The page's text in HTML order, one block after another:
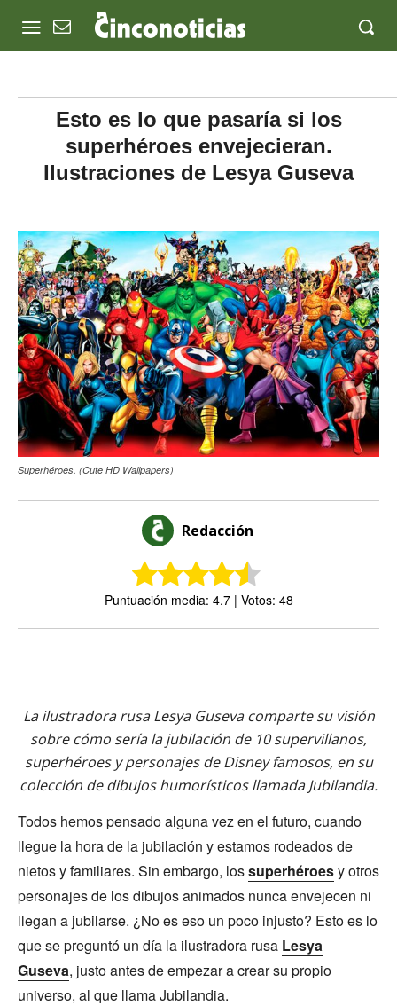
Esto es lo que pasaría si los
superhéroes envejecieran.
Ilustraciones de Lesya Guseva
Superhéroes. (Cute HD Wallpapers)
Redacción
Puntuación media: 4.7 | Votos: 48
La ilustradora rusa Lesya Guseva comparte su visión
sobre cómo sería la jubilación de 10 supervillanos,
superhéroes y personajes de Disney famosos, en su
colección de dibujos humorísticos llamada Jubilandia.
Todos hemos pensado alguna vez en el futuro, cuando
llegue la hora de la jubilación y estamos rodeados de
nietos y familiares. Sin embargo, lossuperhéroesy otros
personajes de los dibujos animados nunca envejecen ni
llegan a jubilarse. ¿No es eso un poco injusto? Esto es lo
que se preguntó un día la ilustradora rusa Lesya
Guseva, justo antes de empezar a crear su propio
universo, al que llama Jubilandia.